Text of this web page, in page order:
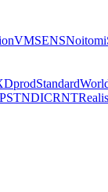
VMSENSNoitom
Standard
PSTNDICRNTRealis